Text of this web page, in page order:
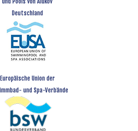
Deutschland
Europäische Union der
und Spa-Verbände